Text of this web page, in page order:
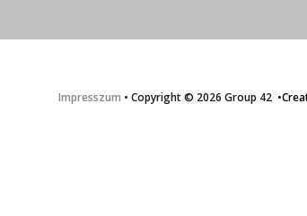
Impresszum • Copyright © 2026 Group 42 •